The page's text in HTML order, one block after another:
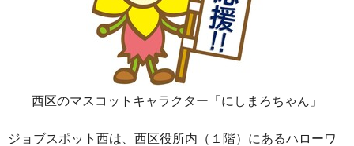
西区のマスコットキャラクター「にしまろちゃん」
ジョブスポット西は、西区役所内（１階）にあるハローワ